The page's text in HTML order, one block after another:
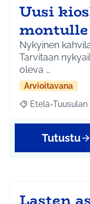
Uusi
Nykyinen
Tarvitaan
oleva …
Arvioitavana
Rajaa tulokset
Etelä-
Tutustu